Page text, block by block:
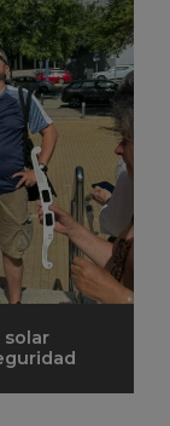
solar